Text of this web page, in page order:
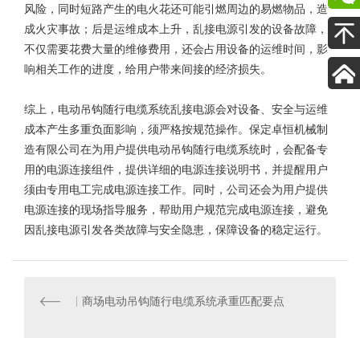
风险，同时短路产生的电火花还可能引燃周边的易燃物品，造
成火灾事故；后是运维成本上升，乱接电源引发的设备故障，
不仅需要花费大量的维修费用，还会占用设备的运维时间，影
响相关工作的进度，给用户带来间接的经济损失。
综上， 电动吊钩随行电缆系统乱接电源会对设备、安全与运维
成本产生多重负面影响，须严格按规范操作。保定卓恒机械制
造有限公司在为用户提供电动吊钩随行电缆系统时，会配备专
用的电源连接组件，提供详细的电源连接说明书，并提醒用户
须由专用电工完成电源连接工作。同时，公司还会为用户提供
电源连接的现场指导服务，帮助用户规范完成电源连接，避免
因乱接电源引发各类故障与安全隐患，保障设备的稳定运行。
商场电动吊钩随行电缆系统承重匹配要点